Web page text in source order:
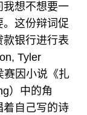
我想不想要一
这份辩词促
银行进行表
Tyler
赛因小说《扎
）中的角
着自己写的诗